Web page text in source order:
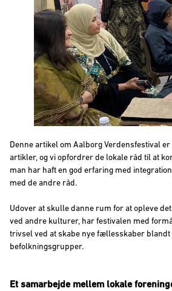
Denne artikel om Aalborg Verdensfestival
artikler, og vi opfordrer de lokale råd til at
man har haft en god erfaring med
med de andre råd.
Udover at skulle danne rum for at opleve
ved andre kulturer, har festivalen med
trivsel ved at skabe nye fællesskaber
befolkningsgrupper.
Et samarbejde mellem lokale